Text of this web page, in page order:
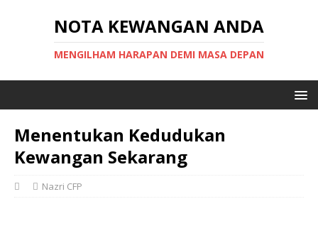
NOTA KEWANGAN ANDA
MENGILHAM HARAPAN DEMI MASA DEPAN
Menentukan Kedudukan
Kewangan Sekarang
Nazri CFP